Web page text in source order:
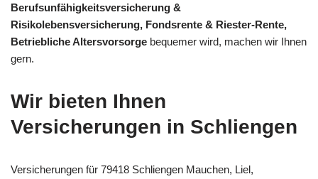
Berufsunfähigkeitsversicherung &
Risikolebensversicherung, Fondsrente & Riester-Rente,
Betriebliche Altersvorsorge bequemer wird, machen wir Ihnen
gern.
Wir bieten Ihnen
Versicherungen in Schliengen
Versicherungen für 79418 Schliengen Mauchen, Liel,